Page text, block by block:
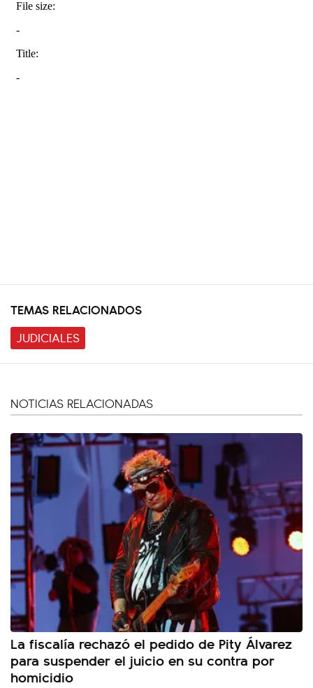
TEMAS RELACIONADOS
JUDICIALES
NOTICIAS RELACIONADAS
La fiscalía rechazó el pedido de Pity Álvarez
para suspender el juicio en su contra por
homicidio